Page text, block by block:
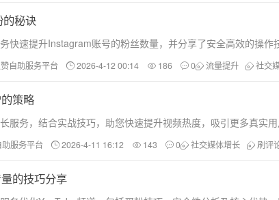
的秘诀
快速提升Instagram账号的粉丝数量，并分享了安全高效的操作
自助服务平台 2026-4-12 00:14 186 0 流量提升 社交
策略
服务，结合实战技巧，助您快速提升视频热度，吸引更多真实用
服务平台 2026-4-11 16:12 143 0 社交媒体增长 刷评
的技巧分享